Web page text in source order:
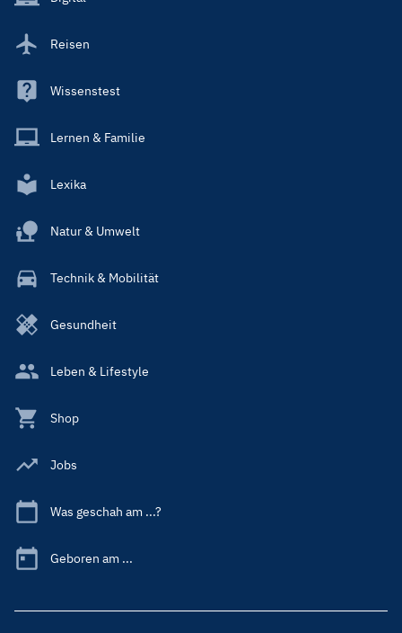
Reisen
Wissenstest
Lernen & Familie
Lexika
Natur & Umwelt
Technik & Mobilität
Gesundheit
Leben & Lifestyle
Shop
Jobs
Was geschah am ...?
Geboren am ...